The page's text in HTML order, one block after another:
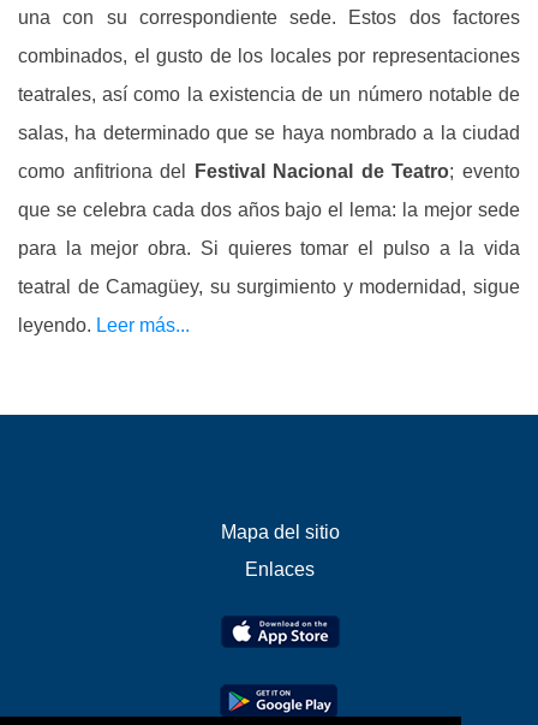
una con su correspondiente sede. Estos dos factores
combinados, el gusto de los locales por representaciones
teatrales, así como la existencia de un número notable de
salas, ha determinado que se haya nombrado a la ciudad
como anfitriona del
Festival Nacional de Teatro; evento
que se celebra cada dos años bajo el lema: la mejor sede
para la mejor obra. Si quieres tomar el pulso a la vida
teatral de Camagüey, su surgimiento y modernidad, sigue
leyendo. Leer más...
Mapa del sitio
Enlaces